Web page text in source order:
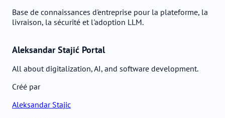
Base de connaissances d'entreprise pour la plateforme, la
livraison, la sécurité et l'adoption LLM.
Aleksandar Stajić Portal
All about digitalization, AI, and software development.
Créé par
Aleksandar Stajic